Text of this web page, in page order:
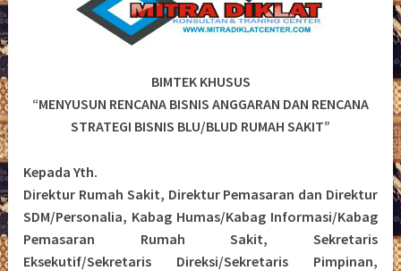
BIMTEK KHUSUS
“MENYUSUN RENCANA BISNIS ANGGARAN DAN RENCANA
STRATEGI BISNIS BLU/BLUD RUMAH SAKIT”
Kepada Yth.
Direktur Rumah Sakit, Direktur Pemasaran dan Direktur
SDM/Personalia, Kabag Humas/Kabag Informasi/Kabag
Pemasaran Rumah Sakit, Sekretaris
Eksekutif/Sekretaris Direksi/Sekretaris Pimpinan,